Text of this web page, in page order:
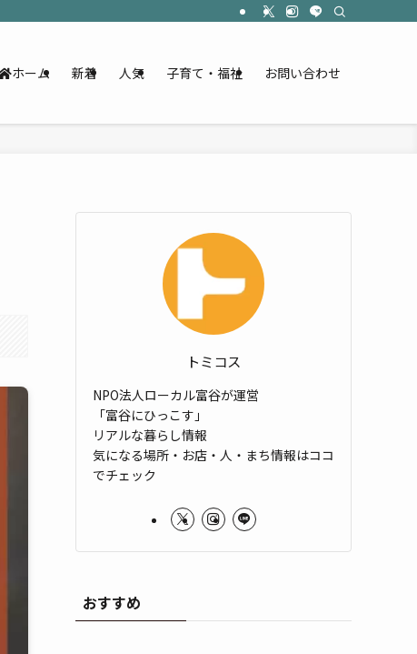
ホーム 新着 人気 子育て・福祉 お問い合わせ
トミコス
NPO法人ローカル富谷が運営
「富谷にひっこす」
リアルな暮らし情報
気になる場所・お店・人・まち情報はココ
でチェック
おすすめ